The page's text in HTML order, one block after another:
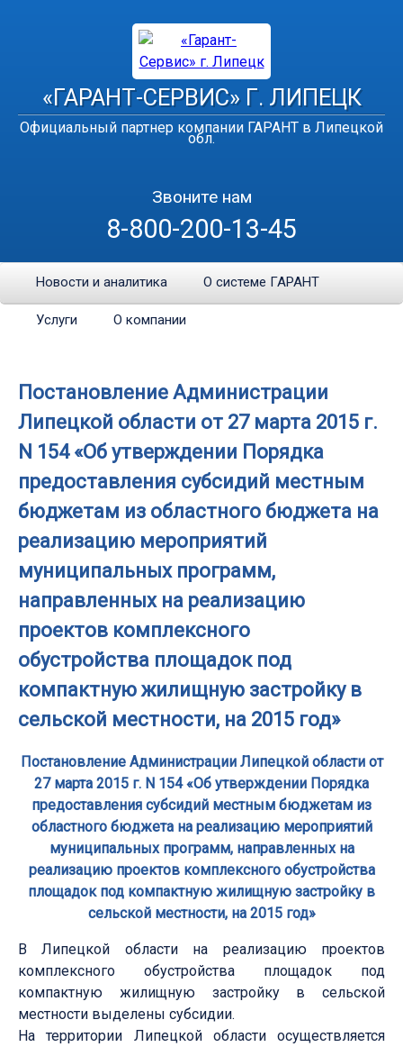
«ГАРАНТ-СЕРВИС» Г. ЛИПЕЦК
Официальный партнер компании ГАРАНТ в Липецкой
обл.
Звоните нам
8-800-200-13-45
Новости и аналитика О системе ГАРАНТ
Услуги О компании
Постановление Администрации
Липецкой области от 27 марта 2015 г.
N 154 «Об утверждении Порядка
предоставления субсидий местным
бюджетам из областного бюджета на
реализацию мероприятий
муниципальных программ,
направленных на реализацию
проектов комплексного
обустройства площадок под
компактную жилищную застройку в
сельской местности, на 2015 год»
Постановление Администрации Липецкой области от
27 марта 2015 г. N 154 «Об утверждении Порядка
предоставления субсидий местным бюджетам из
областного бюджета на реализацию мероприятий
муниципальных программ, направленных на
реализацию проектов комплексного обустройства
площадок под компактную жилищную застройку в
сельской местности, на 2015 год»
В Липецкой области на реализацию проектов
комплексного обустройства площадок под
компактную жилищную застройку в сельской
местности выделены субсидии.
На территории Липецкой области осуществляется